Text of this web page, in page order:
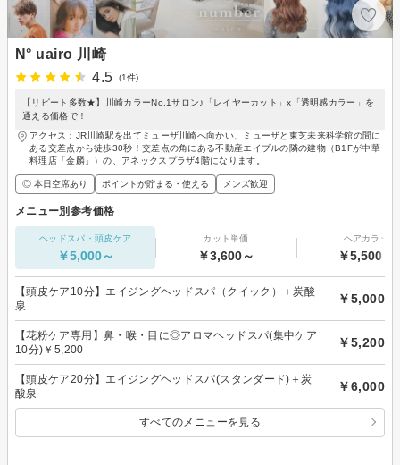
N° uairo 川崎
4.5
(1件)
【リピート多数★】川崎カラーNo.1サロン♪「レイヤーカット」x「透明感カラー」を
通える価格で！
アクセス：JR川崎駅を出てミューザ川崎へ向かい、ミューザと東芝未来科学館の間に
ある交差点から徒歩30秒！交差点の角にある不動産エイブルの隣の建物（B1Fが中華
料理店「金麟」）の、アネックスプラザ4階になります。
◎ 本日空席あり ポイントが貯まる・使える メンズ歓迎
メニュー別参考価格
ヘッドスパ・頭皮ケア
￥5,000～
カット単価
￥3,600～
ヘアカラー
￥5,500～
【頭皮ケア10分】エイジングヘッドスパ（クイック）＋炭酸
泉
￥5,000
【花粉ケア専用】鼻・喉・目に◎アロマヘッドスパ(集中ケア
10分)￥5,200
￥5,200
【頭皮ケア20分】エイジングヘッドスパ(スタンダード)＋炭
酸泉
￥6,000
すべてのメニューを見る